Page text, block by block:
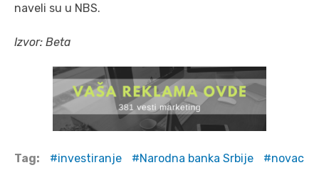
naveli su u NBS.
Izvor: Beta
Tag: investiranje Narodna banka Srbije
novac